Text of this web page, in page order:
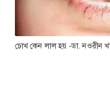
চোখ কেন লাল হয় -ডা. নওরীন